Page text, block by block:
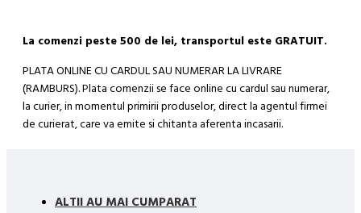
La comenzi peste 500 de lei, transportul este GRATUIT.
PLATA ONLINE CU CARDUL SAU NUMERAR LA LIVRARE
(RAMBURS). Plata comenzii se face online cu cardul sau numerar,
la curier, in momentul primirii produselor, direct la agentul firmei
de curierat, care va emite si chitanta aferenta incasarii.
compania de curierat, care va livreaza comanda în decursul a 24-
ALTII AU MAI CUMPARAT